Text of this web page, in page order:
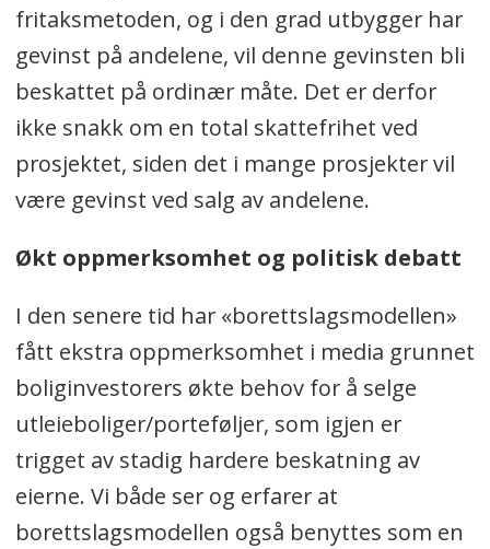
fritaksmetoden, og i den grad utbygger har
gevinst på andelene, vil denne gevinsten bli
beskattet på ordinær måte. Det er derfor
ikke snakk om en total skattefrihet ved
prosjektet, siden det i mange prosjekter vil
være gevinst ved salg av andelene.
Økt oppmerksomhet og politisk debatt
I den senere tid har «borettslagsmodellen»
fått ekstra oppmerksomhet i media grunnet
boliginvestorers økte behov for å selge
utleieboliger/porteføljer, som igjen er
trigget av stadig hardere beskatning av
eierne. Vi både ser og erfarer at
borettslagsmodellen også benyttes som en